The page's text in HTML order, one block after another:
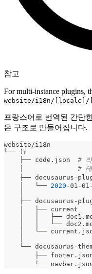
참고
For multi-instance plugins,
website/i18n/[locale]/
프랑스어로 번역된 간단
은 구조로 만들어집니다.
website/i18n
└── fr
    ├── code.json
#
# 테
├── docusaurus-
    │   └──
2020 -01-
├── docusaurus-
    │   ├── current
    │   │   ├── doc1.md
│   │   └──
│   └──
└── docusaurus-
├──
└──